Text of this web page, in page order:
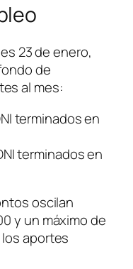
23 de enero,
de
al mes:
terminados en
terminados en
oscilan
y un máximo de
aportes